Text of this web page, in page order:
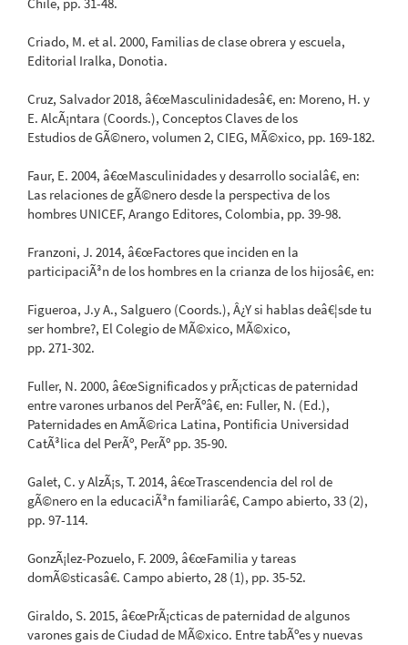
Chile, pp. 31-48.
Criado, M. et al. 2000, Familias de clase obrera y escuela,
Editorial Iralka, Donotia.
Cruz, Salvador 2018, â€œMasculinidadesâ€, en: Moreno, H. y
E. AlcÃ¡ntara (Coords.), Conceptos Claves de los
Estudios de GÃ©nero, volumen 2, CIEG, MÃ©xico, pp. 169-182.
Faur, E. 2004, â€œMasculinidades y desarrollo socialâ€, en:
Las relaciones de gÃ©nero desde la perspectiva de los
hombres UNICEF, Arango Editores, Colombia, pp. 39-98.
Franzoni, J. 2014, â€œFactores que inciden en la
participaciÃ³n de los hombres en la crianza de los hijosâ€, en:
Figueroa, J.y A., Salguero (Coords.), Â¿Y si hablas deâ€¦sde tu
ser hombre?, El Colegio de MÃ©xico, MÃ©xico,
pp. 271-302.
Fuller, N. 2000, â€œSignificados y prÃ¡cticas de paternidad
entre varones urbanos del PerÃºâ€, en: Fuller, N. (Ed.),
Paternidades en AmÃ©rica Latina, Pontificia Universidad
CatÃ³lica del PerÃº, PerÃº pp. 35-90.
Galet, C. y AlzÃ¡s, T. 2014, â€œTrascendencia del rol de
gÃ©nero en la educaciÃ³n familiarâ€, Campo abierto, 33 (2),
pp. 97-114.
GonzÃ¡lez-Pozuelo, F. 2009, â€œFamilia y tareas
domÃ©sticasâ€. Campo abierto, 28 (1), pp. 35-52.
Giraldo, S. 2015, â€œPrÃ¡cticas de paternidad de algunos
varones gais de Ciudad de MÃ©xico. Entre tabÃºes y nuevas